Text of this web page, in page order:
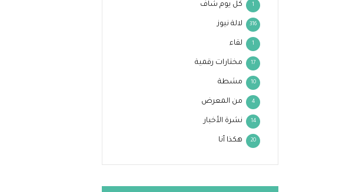
كل يوم شاف 1
لالة نيوز 316
لقاء 1
مختارات رقمية 17
مشطة 10
من المعرض 4
نشرة الأخبار 14
هكذا أنا 20